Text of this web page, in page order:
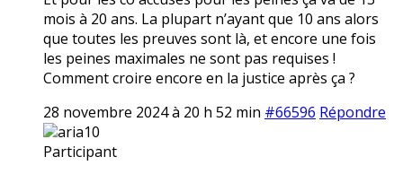
mois à 20 ans. La plupart n’ayant que 10 ans alors
que toutes les preuves sont là, et encore une fois
les peines maximales ne sont pas requises !
Comment croire encore en la justice après ça ?
28 novembre 2024 à 20 h 52 min #66596 Répondre
aria10
Participant